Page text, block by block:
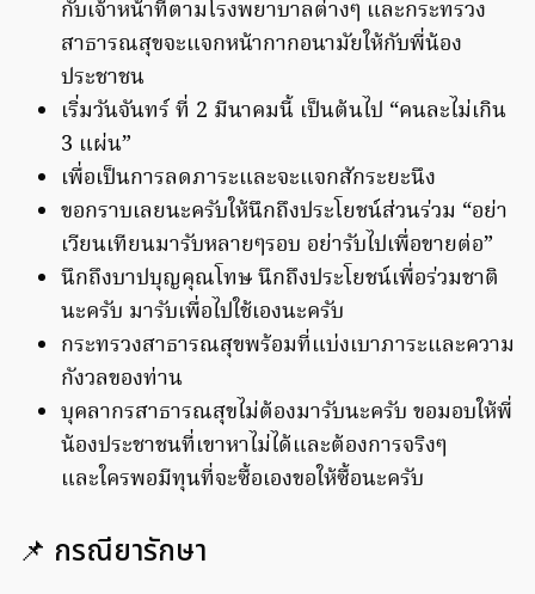
กับเจ้าหน้าที่ตามโรงพยาบาลต่างๆ และกระทรวง
สาธารณสุขจะแจกหน้ากากอนามัยให้กับพี่น้อง
ประชาชน
เริ่มวันจันทร์ ที่ 2 มีนาคมนี้ เป็นต้นไป “คนละไม่เกิน
3 แผ่น”
เพื่อเป็นการลดภาระและจะแจกสักระยะนึง
ขอกราบเลยนะครับให้นึกถึงประโยชน์ส่วนร่วม “อย่า
เวียนเทียนมารับหลายๆรอบ อย่ารับไปเพื่อขายต่อ”
นึกถึงบาปบุญคุณโทษ นึกถึงประโยชน์เพื่อร่วมชาติ
นะครับ มารับเพื่อไปใช้เองนะครับ
กระทรวงสาธารณสุขพร้อมที่แบ่งเบาภาระและความ
กังวลของท่าน
บุคลากรสาธารณสุขไม่ต้องมารับนะครับ ขอมอบให้พี่
น้องประชาชนที่เขาหาไม่ได้และต้องการจริงๆ
และใครพอมีทุนที่จะซื้อเองขอให้ซื้อนะครับ
📌 กรณียารักษา